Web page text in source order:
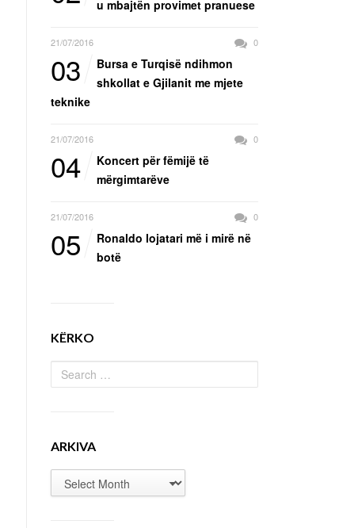
u mbajtën provimet pranuese
21/07/2016 0
03
Bursa e Turqisë ndihmon
shkollat e Gjilanit me mjete
teknike
21/07/2016 0
04
Koncert për fëmijë të
mërgimtarëve
21/07/2016 0
05
Ronaldo lojatari më i mirë në
botë
KËRKO
ARKIVA